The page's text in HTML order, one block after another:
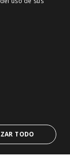
ENGLISH
TODO